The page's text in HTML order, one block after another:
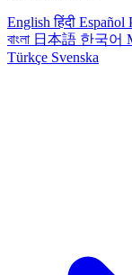
English हिंदी Español
বাংলা 日本語 한국어
Türkçe Svenska